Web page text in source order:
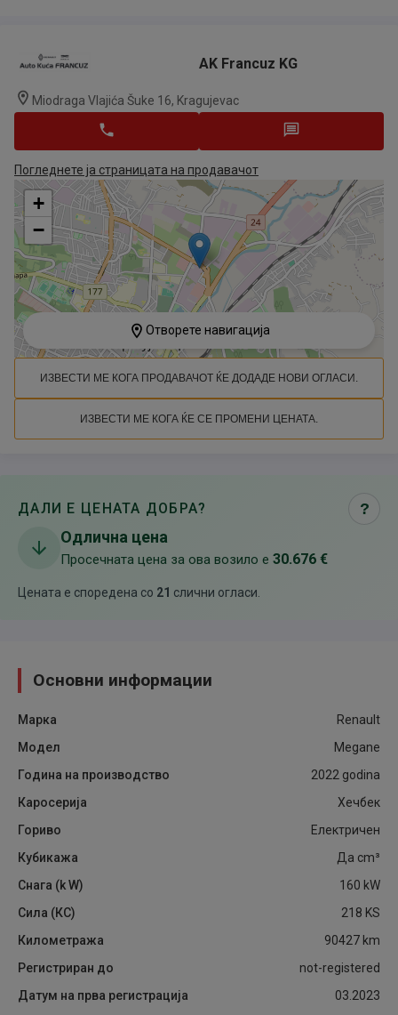
AK Francuz KG
Miodraga Vlajića Šuke 16, Kragujevac
Погледнете ја страницата на продавачот
+
−
Отворете навигација
ИЗВЕСТИ МЕ КОГА ПРОДАВАЧОТ ЌЕ ДОДАДЕ НОВИ ОГЛАСИ.
ИЗВЕСТИ МЕ КОГА ЌЕ СЕ ПРОМЕНИ ЦЕНАТА.
ДАЛИ Е ЦЕНАТА ДОБРА? ?
Одлична цена
Просечната цена за ова возило е 30.676 €
Цената е споредена со 21 слични огласи
Основни информации
Марка
Renault
Модел
Megane
Година на производство
2022 godina
Каросерија
Хечбек
Гориво
Електричен
Кубикажа
Да cm³
Снага (k W)
160 kW
Сила (КС)
218 KS
Километража
90427 km
Регистриран до
not-registered
Датум на прва регистрација
03.2023